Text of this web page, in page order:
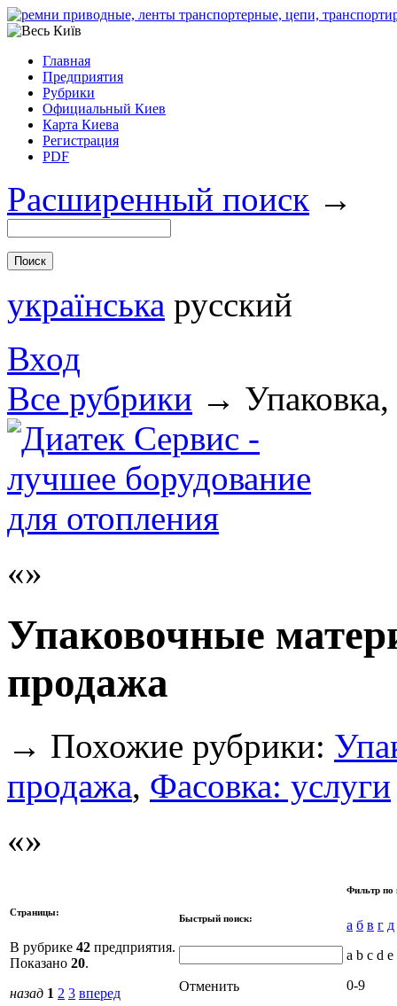
Главная
Предприятия
Рубрики
Официальный Киев
Карта Киева
Регистрация
PDF
Расширенный поиск →
українська русский
Вход
Все рубрики → Упаковка,
Упаковочные
продажа
→ Похожие рубрики:
продажа, Фасовка: услуги
Страницы:
В рубрике 42 предприятия.
Показано 20.
назад 1 2 3 вперед
Быстрый поиск:
Отменить
Фильтр по
а б в г д
a b c d
0-9